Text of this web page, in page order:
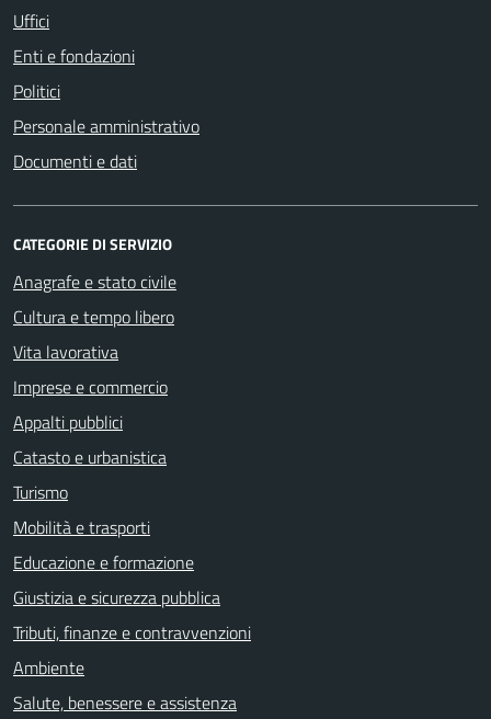
Uffici
Enti e fondazioni
Politici
Personale amministrativo
Documenti e dati
CATEGORIE DI SERVIZIO
Anagrafe e stato civile
Cultura e tempo libero
Vita lavorativa
Imprese e commercio
Appalti pubblici
Catasto e urbanistica
Turismo
Mobilità e trasporti
Educazione e formazione
Giustizia e sicurezza pubblica
Tributi, finanze e contravvenzioni
Ambiente
Salute, benessere e assistenza